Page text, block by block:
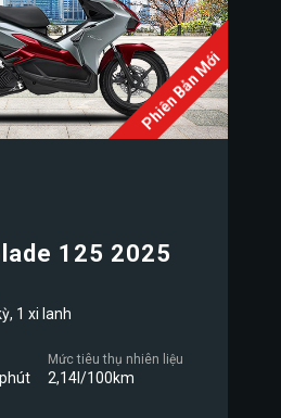
Phiên Bản Mới
125 2025
1 xi lanh
Mức tiêu thụ nhiên liệu
2,14l/100km